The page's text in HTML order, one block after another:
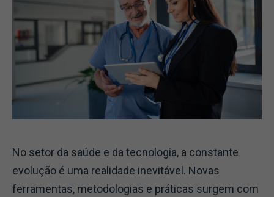
No setor da saúde e da tecnologia, a constante
evolução é uma realidade inevitável. Novas
ferramentas, metodologias e práticas surgem com